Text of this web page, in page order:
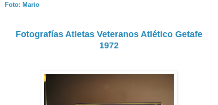
Foto: Mario
Fotografías Atletas Veteranos Atlético Getafe
1972